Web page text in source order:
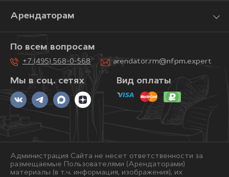
Арендаторам
Мы в соц. сетях
По всем вопросам
+7 (495) 568-0-568 arendator.rm@nfpm.expert
Вид оплаты
Администрация Сайта не несет ответственности за
размещаемые Пользователями (Арендаторами)
материалы (в т.ч. информация, изображения), их